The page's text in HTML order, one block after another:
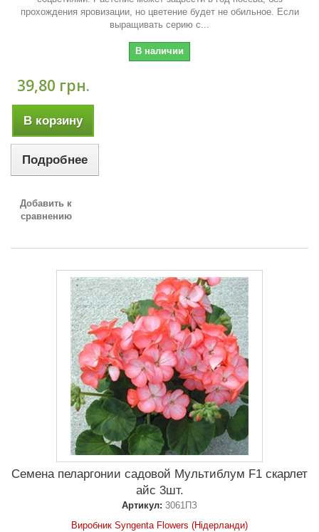
прохождения яровизации, но цветение будет не обильное. Если
выращивать серию с...
В наличии
39,80 грн.
В корзину
Подробнее
Добавить к
сравнению
Семена пеларгонии садовой Мультиблум F1 скарлет
айс 3шт.
Артикул: 3061ПЗ
Виробник Syngenta Flowers (Нідерланди)